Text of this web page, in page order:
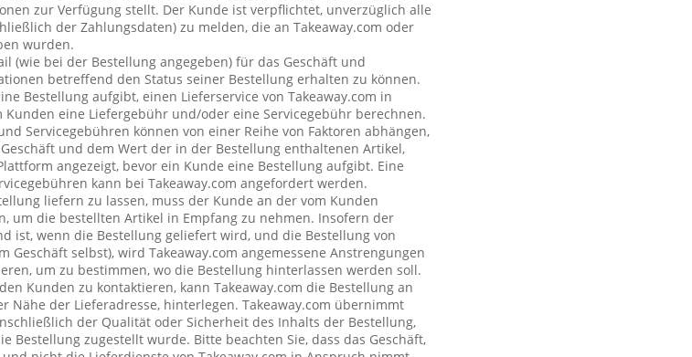
zur Verfügung stellt. Der Kunde ist verpflichtet, unverzüglich alle
der Zahlungsdaten) zu melden, die an Takeaway.com oder
wurden.
(wie bei der Bestellung angegeben) für das Geschäft und
betreffend den Status seiner Bestellung erhalten zu können.
Bestellung aufgibt, einen Lieferservice von Takeaway.com in
Kunden eine Liefergebühr und/oder eine Servicegebühr berechnen.
Servicegebühren können von einer Reihe von Faktoren abhängen,
und dem Wert der in der Bestellung enthaltenen Artikel,
angezeigt, bevor ein Kunde eine Bestellung aufgibt. Eine
kann bei Takeaway.com angefordert werden.
liefern zu lassen, muss der Kunde an der vom Kunden
um die bestellten Artikel in Empfang zu nehmen. Insofern der
ist, wenn die Bestellung geliefert wird, und die Bestellung von
Geschäft selbst), wird Takeaway.com angemessene Anstrengungen
um zu bestimmen, wo die Bestellung hinterlassen werden soll.
Kunden zu kontaktieren, kann Takeaway.com die Bestellung an
Nähe der Lieferadresse, hinterlegen. Takeaway.com übernimmt
der Qualität oder Sicherheit des Inhalts der Bestellung,
Bestellung zugestellt wurde. Bitte beachten Sie, dass das Geschäft,